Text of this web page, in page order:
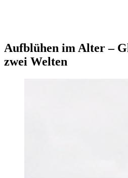
Aufblühen im Alter –
zwei Welten